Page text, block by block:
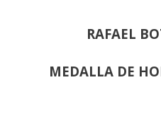
RAFAEL
MEDALLA DE